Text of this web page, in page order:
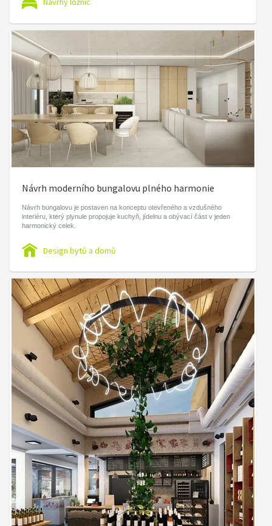
Návrh moderního bungalovu plného harmonie
Návrh bungalovu je postaven na konceptu otevřeného a vzdušného
interiéru, který plynule propojuje kuchyň, jídelnu a obývací část v jeden
harmonický celek.
Design bytů a domů